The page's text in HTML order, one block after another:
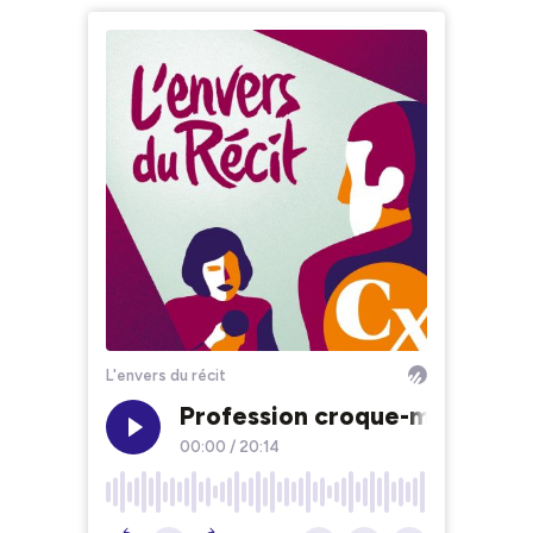
L'envers du récit
Profession croque-mort
00:00 / 20:14